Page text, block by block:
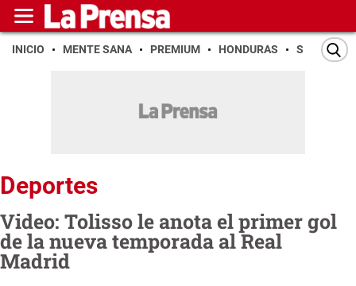
INICIO MENTE SANA PREMIUM HONDURAS SAN PEDRO
Deportes
Video: Tolisso le anota el primer gol
de la nueva temporada al Real
Madrid